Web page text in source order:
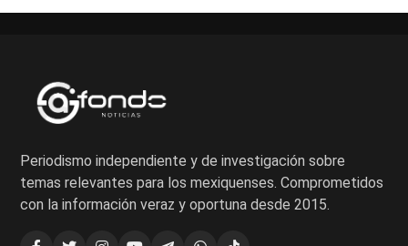
Periodismo independiente y de investigación sobre
temas relevantes para los mexiquenses. Comprometidos
con la información veraz y oportuna desde 2015.